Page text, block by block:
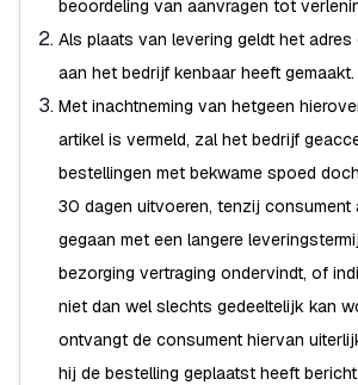
beoordeling van aanvragen tot
Als plaats van levering geldt het
aan het bedrijf kenbaar heeft gemaakt.
Met inachtneming van hetgeen
artikel is vermeld, zal het bedrijf
bestellingen met bekwame spoed
30 dagen uitvoeren, tenzij consument
gegaan met een langere
bezorging vertraging ondervindt, of
niet dan wel slechts gedeeltelijk kan
ontvangt de consument hiervan
hij de bestelling geplaatst heeft